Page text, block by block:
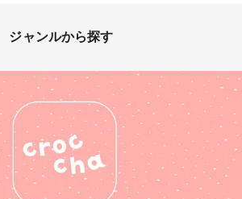
ジャンルから探す